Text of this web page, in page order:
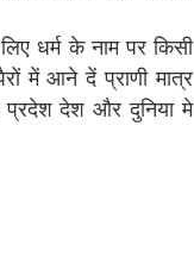
धर्म के नाम पर किसी
में आने दें प्राणी मात्र
प्रदेश देश और दुनिया मे